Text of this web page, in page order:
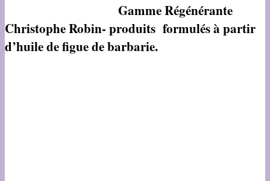
Gamme Régénérante
Christophe Robin- produits formulés à partir
d’huile de figue de barbarie.